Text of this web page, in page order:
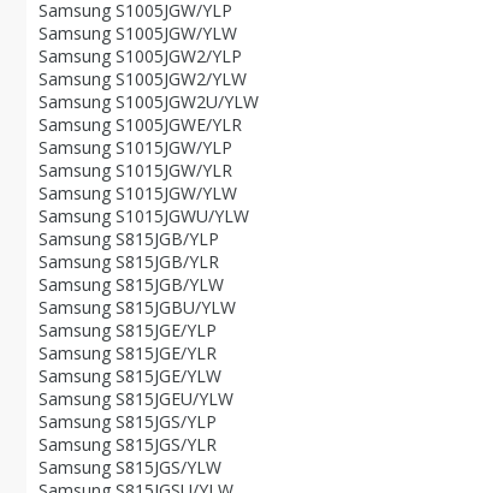
Samsung S1005JGW/YLP
Samsung S1005JGW/YLW
Samsung S1005JGW2/YLP
Samsung S1005JGW2/YLW
Samsung S1005JGW2U/YLW
Samsung S1005JGWE/YLR
Samsung S1015JGW/YLP
Samsung S1015JGW/YLR
Samsung S1015JGW/YLW
Samsung S1015JGWU/YLW
Samsung S815JGB/YLP
Samsung S815JGB/YLR
Samsung S815JGB/YLW
Samsung S815JGBU/YLW
Samsung S815JGE/YLP
Samsung S815JGE/YLR
Samsung S815JGE/YLW
Samsung S815JGEU/YLW
Samsung S815JGS/YLP
Samsung S815JGS/YLR
Samsung S815JGS/YLW